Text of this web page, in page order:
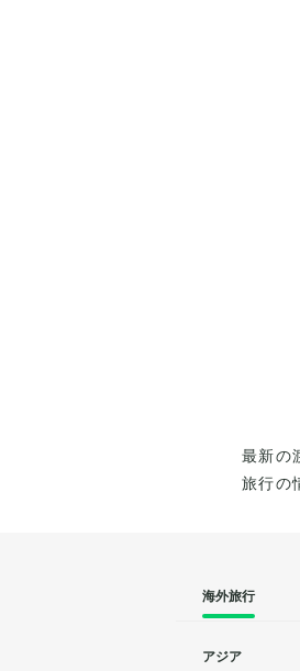
最新の
旅行の
海外旅行
アジア